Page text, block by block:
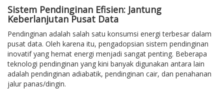
Sistem Pendinginan Efisien: Jantung
Keberlanjutan Pusat Data
Pendinginan adalah salah satu konsumsi energi terbesar dalam
pusat data. Oleh karena itu, pengadopsian sistem pendinginan
inovatif yang hemat energi menjadi sangat penting. Beberapa
teknologi pendinginan yang kini banyak digunakan antara lain
adalah pendinginan adiabatik, pendinginan cair, dan penahanan
jalur panas/dingin.